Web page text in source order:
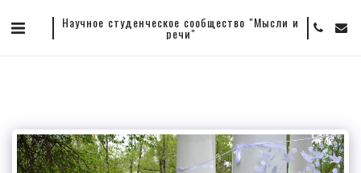
Научное студенческое сообщество "Мысли и
речи"